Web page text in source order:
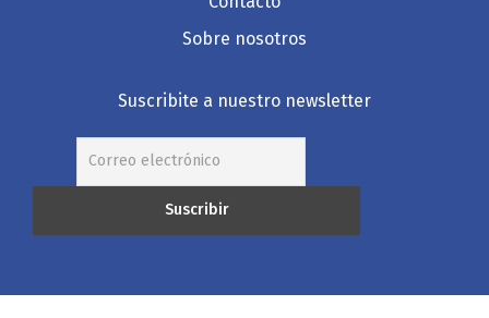
Sobre nosotros
Suscribite a nuestro newsletter